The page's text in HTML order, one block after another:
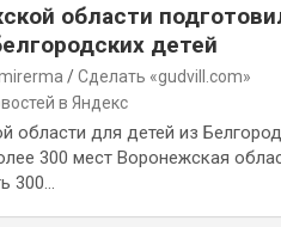
области
детей
Сделать «gudvill.com»
в Яндекс
области для детей из
300 мест Воронежская
300…